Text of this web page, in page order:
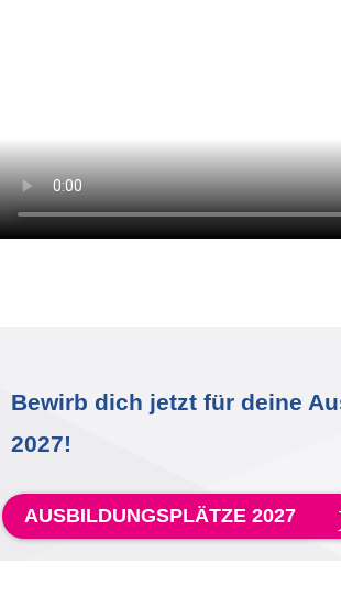
Centre de connaissances TPE
Guides de transformation
Product Carbon Footprint Calculator
Certification ISCC Plus
GRS Certification
Sustainability Glossary - Lexicon
Bewirb dich jetzt für deine
2027!
AUSBILDUNGSPLÄTZE 2027